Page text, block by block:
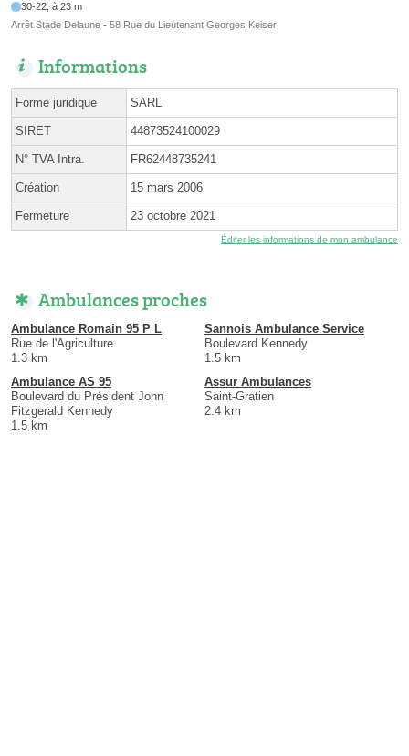
30-22, à 23 m
Arrêt Stade Delaune - 58 Rue du Lieutenant Georges Keiser
Informations
Forme juridique SARL
SIRET 44873524100029
N° TVA Intra. FR62448735241
Création 15 mars 2006
Fermeture 23 octobre 2021
Éditer les informations de mon ambulance
Ambulances proches
Ambulance Romain 95 P L
Rue de l'Agriculture
1.3 km
Sannois Ambulance Service
Boulevard Kennedy
1.5 km
Ambulance AS 95
Boulevard du Président John
Fitzgerald Kennedy
1.5 km
Assur Ambulances
Saint-Gratien
2.4 km